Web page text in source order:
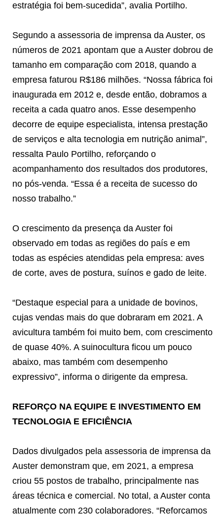
estratégia foi bem-sucedida”, avalia Portilho.
Segundo a assessoria de imprensa da Auster, os
números de 2021 apontam que a Auster dobrou de
tamanho em comparação com 2018, quando a
empresa faturou R$186 milhões. “Nossa fábrica foi
inaugurada em 2012 e, desde então, dobramos a
receita a cada quatro anos. Esse desempenho
decorre de equipe especialista, intensa prestação
de serviços e alta tecnologia em nutrição animal”,
ressalta Paulo Portilho, reforçando o
acompanhamento dos resultados dos produtores,
no pós-venda. “Essa é a receita de sucesso do
nosso trabalho.”
O crescimento da presença da Auster foi
observado em todas as regiões do país e em
todas as espécies atendidas pela empresa: aves
de corte, aves de postura, suínos e gado de leite.
“Destaque especial para a unidade de bovinos,
cujas vendas mais do que dobraram em 2021. A
avicultura também foi muito bem, com crescimento
de quase 40%. A suinocultura ficou um pouco
abaixo, mas também com desempenho
expressivo”, informa o dirigente da empresa.
REFORÇO NA EQUIPE E INVESTIMENTO EM
TECNOLOGIA E EFICIÊNCIA
Dados divulgados pela assessoria de imprensa da
Auster demonstram que, em 2021, a empresa
criou 55 postos de trabalho, principalmente nas
áreas técnica e comercial. No total, a Auster conta
atualmente com 230 colaboradores. “Reforçamos